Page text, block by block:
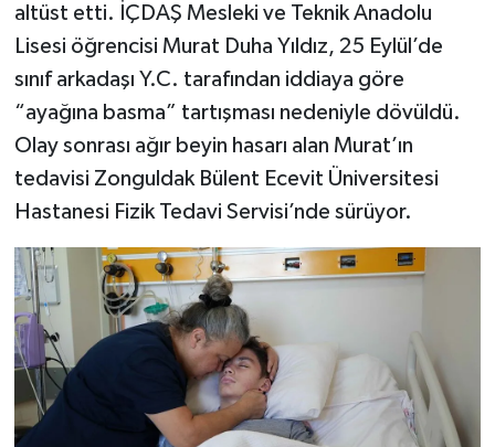
altüst etti. İÇDAŞ Mesleki ve Teknik Anadolu
Lisesi öğrencisi Murat Duha Yıldız, 25 Eylül’de
sınıf arkadaşı Y.C. tarafından iddiaya göre
“ayağına basma” tartışması nedeniyle dövüldü.
Olay sonrası ağır beyin hasarı alan Murat’ın
tedavisi Zonguldak Bülent Ecevit Üniversitesi
Hastanesi Fizik Tedavi Servisi’nde sürüyor.